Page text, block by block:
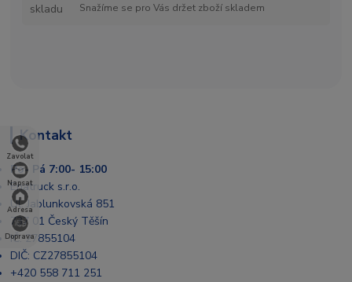
Zavolat
Napsat
Adresa
Doprava
Snažíme se pro Vás držet zboží skladem
Kontakt
Po- Pá 7:00- 15:00
Enatruck s.r.o.
Ul. Jablunkovská 851
737 01 Český Těšín
IČ: 27855104
DIČ: CZ27855104
+420 558 711 251